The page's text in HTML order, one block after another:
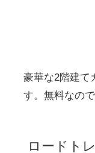
羊蹄ゴン
ゴンドラに乗